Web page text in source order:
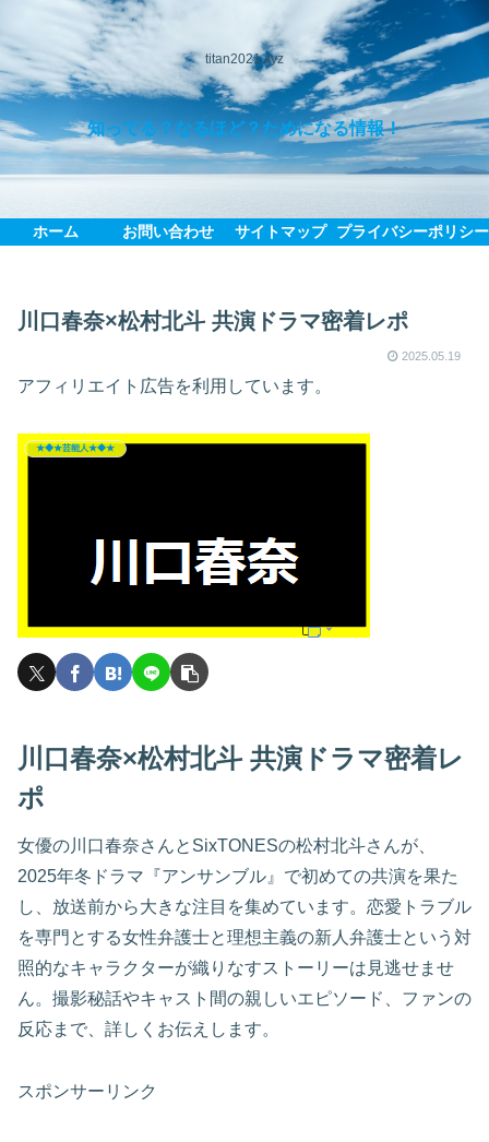
titan2021.xyz
知ってる？なるほど？ためになる情報！
ホーム お問い合わせ サイトマップ プライバシーポリシー
川口春奈×松村北斗 共演ドラマ密着レポ
2025.05.19
アフィリエイト広告を利用しています。
★◆★芸能人★◆★
川口春奈×松村北斗 共演ドラマ密着レ
ポ
女優の川口春奈さんとSixTONESの松村北斗さんが、
2025年冬ドラマ『アンサンブル』で初めての共演を果た
し、放送前から大きな注目を集めています。恋愛トラブル
を専門とする女性弁護士と理想主義の新人弁護士という対
照的なキャラクターが織りなすストーリーは見逃せませ
ん。撮影秘話やキャスト間の親しいエピソード、ファンの
反応まで、詳しくお伝えします。
スポンサーリンク